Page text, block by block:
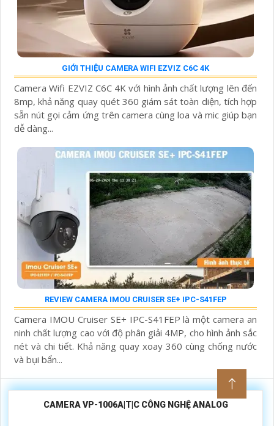
GIỚI THIỆU CAMERA WIFI EZVIZ C6C 4K
Camera Wifi EZVIZ C6C 4K với hình ảnh chất lượng lên đến
8mp, khả năng quay quét 360 giám sát toàn diện, tích hợp
sẵn nút gọi cảm ứng trên camera cùng loa và mic giúp bạn
dễ dàng...
REVIEW CAMERA IMOU CRUISER SE+ IPC-S41FEP
Camera IMOU Cruiser SE+ IPC-S41FEP là một camera an
ninh chất lượng cao với độ phân giải 4MP, cho hình ảnh sắc
nét và chi tiết. Khả năng quay xoay 360 cùng chống nước
và bụi bẩn...
CAMERA VP-1006A|T|C CÔNG NGHỆ ANALOG